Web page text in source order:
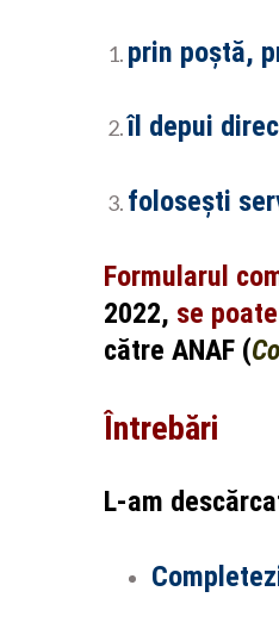
​prin poștă,
îl depui
folosești
Formularul
2022, se
către ANAF (
Întrebări
L-am